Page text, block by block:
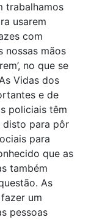
trabalhamos
usarem
com
nossas mãos
no que se
Vidas dos
e de
policiais têm
disto para pôr
para
que as
também
As
um
pessoas